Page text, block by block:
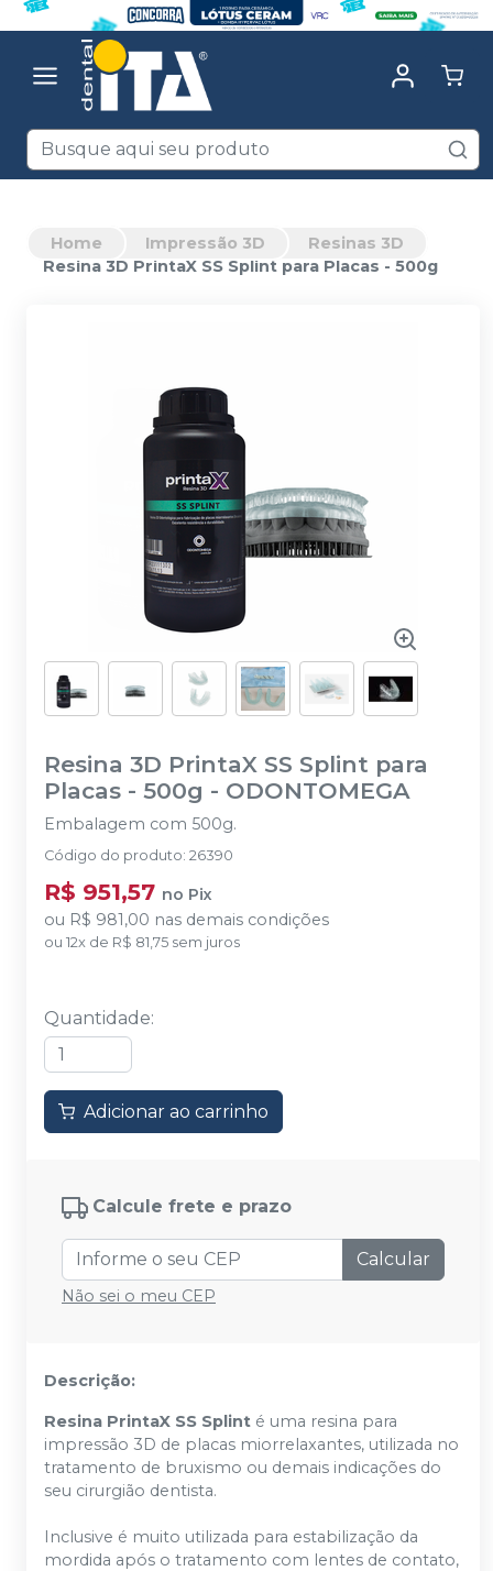
Home Impressão 3D
Resinas 3D
Resina 3D PrintaX SS Splint para Placas - 500g
Resina 3D PrintaX SS Splint para
Placas - 500g - ODONTOMEGA
Embalagem com 500g.
Código do produto: 26390
R$ 951,57 no Pix
ou R$ 981,00 nas demais condições
ou 12x de R$ 81,75 sem juros
Quantidade:
Adicionar ao carrinho
Calcule frete e prazo
Calcular
Não sei o meu CEP
Descrição:
Resina PrintaX SS Splint é uma resina para
impressão 3D de placas miorrelaxantes, utilizada no
tratamento de bruxismo ou demais indicações do
seu cirurgião dentista.
Inclusive é muito utilizada para estabilização da
mordida após o tratamento com lentes de contato,